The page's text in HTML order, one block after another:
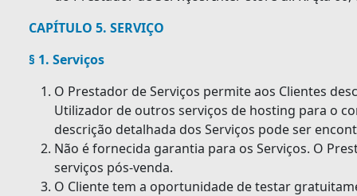
CAPÍTULO 5. SERVIÇO
§ 1. Serviços
O Prestador de Serviços permite aos Clientes
Utilizador de outros serviços de hosting para o
descrição detalhada dos Serviços pode ser
Não é fornecida garantia para os Serviços. O
serviços pós-venda.
O Cliente tem a oportunidade de testar